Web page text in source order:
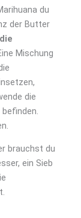
du
der Butter
die
Mischung
die
brauchst du
ein Sieb